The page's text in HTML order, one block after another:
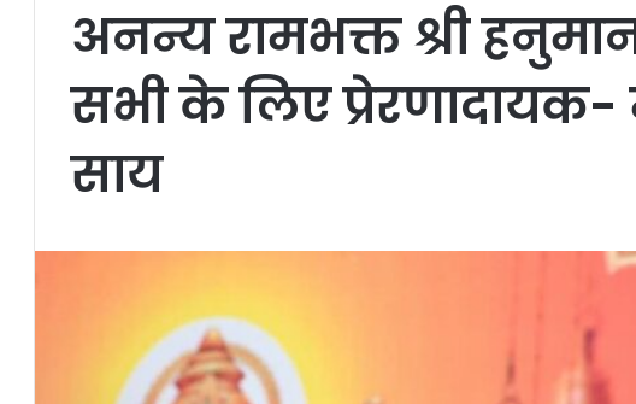
अनन्य रामभक्त श्री
सभी के लिए प्रेरणादायक-
साय